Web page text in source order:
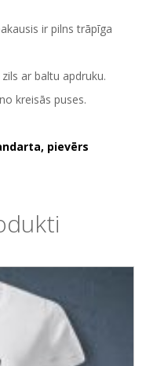
ir pilns trāpīga
ar baltu apdruku.
kreisās puses.
pievērs